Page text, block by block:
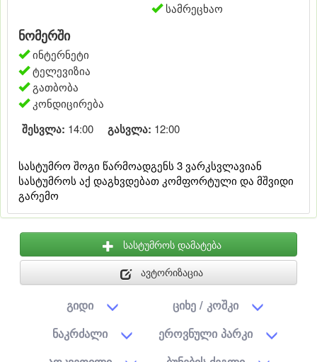
სამრეცხაო
ნომერში
ინტერნეტი
ტელევიზია
გათბობა
კონდიცირება
შესვლა: 14:00 გასვლა: 12:00
სასტუმრო შოგი წარმოადგენს 3 ვარკსვლავიან
სასტუმროს აქ დაგხვდებათ კომფორტული და მშვიდი
გარემო
სასტუმროს დამატება
ავტორიზაცია
გიდი
ციხე / კოშკი
ნაკრძალი
ეროვნული პარკი